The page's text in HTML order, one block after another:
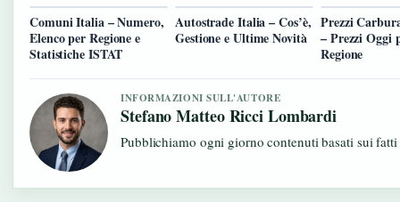
Comuni Italia – Numero,
Elenco per Regione e
Statistiche ISTAT
Autostrade Italia – Cos’è,
Gestione e Ultime Novità
Prezzi
– Prezzi Oggi
Regione
INFORMAZIONI SULL'AUTORE
Stefano Matteo Ricci Lombardi
Pubblichiamo ogni giorno contenuti basati sui